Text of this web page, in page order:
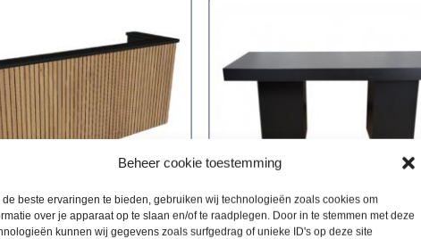
Beheer cookie toestemming
de beste ervaringen te bieden, gebruiken wij technologieën zoals cookies om
over je apparaat op te slaan en/of te raadplegen. Door in te stemmen met deze
kunnen wij gegevens zoals surfgedrag of unieke ID's op deze site